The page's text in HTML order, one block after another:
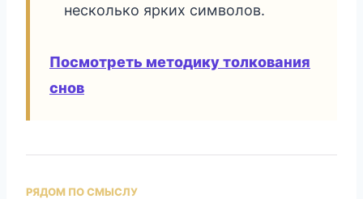
несколько ярких символов.
Посмотреть методику толкования
снов
РЯДОМ ПО СМЫСЛУ